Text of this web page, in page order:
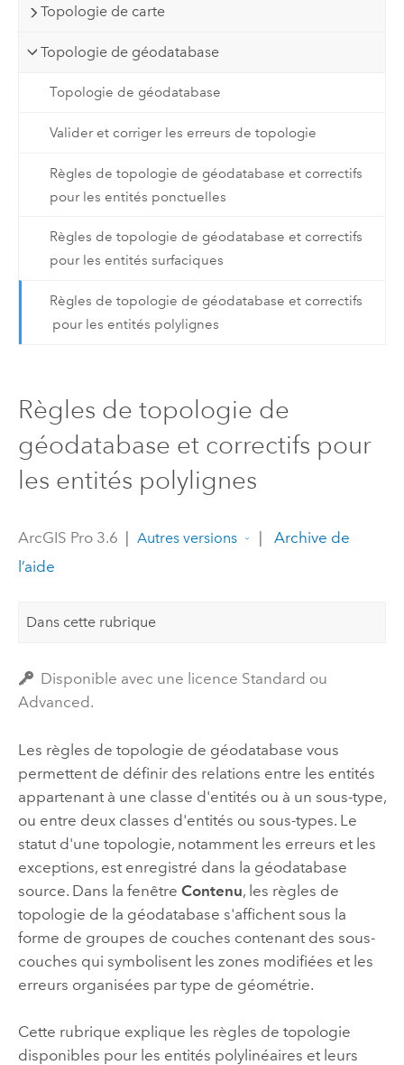
Topologie de carte
Topologie de géodatabase
Topologie de géodatabase
Valider et corriger les erreurs de topologie
Règles de topologie de géodatabase et correctifs
pour les entités ponctuelles
Règles de topologie de géodatabase et correctifs
pour les entités surfaciques
Règles de topologie de géodatabase et correctifs
pour les entités polylignes
Règles de topologie de
géodatabase et correctifs pour
les entités polylignes
ArcGIS Pro 3.6 | Autres versions |
Archive de
l’aide
Dans cette rubrique
Disponible avec une licence Standard ou
Advanced.
Les règles de topologie de géodatabase vous
permettent de définir des relations entre les entités
appartenant à une classe d'entités ou à un sous-type,
ou entre deux classes d'entités ou sous-types. Le
statut d'une topologie, notamment les erreurs et les
exceptions, est enregistré dans la géodatabase
source. Dans la fenêtre Contenu, les règles de
topologie de la géodatabase s'affichent sous la
forme de groupes de couches contenant des sous-
couches qui symbolisent les zones modifiées et les
erreurs organisées par type de géométrie.
Cette rubrique explique les règles de topologie
disponibles pour les entités polylinéaires et leurs